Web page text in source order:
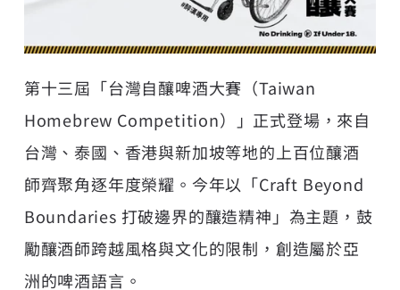
第十三屆「台灣自釀啤酒大賽（Taiwan
Homebrew Competition）」正式登場，來自
台灣、泰國、香港與新加坡等地的上百位釀酒
師齊聚角逐年度榮耀。今年以「Craft Beyond
Boundaries 打破邊界的釀造精神」為主題，鼓
勵釀酒師跨越風格與文化的限制，創造屬於亞
洲的啤酒語言。